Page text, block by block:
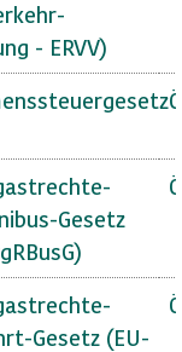
- ERVV)
Gesetz
Gesetz (EU-